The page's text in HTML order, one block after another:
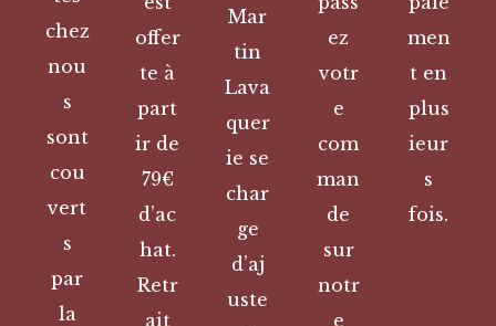
chez
nou
s
sont
cou
vert
s
par
la
offer
te à
part
ir de
79€
d’ac
hat.
Retr
ait
Mar
tin
Lava
quer
ie se
char
ge
d’aj
uste
ez
votr
e
com
man
de
sur
notr
e
men
t en
plus
ieur
s
fois.